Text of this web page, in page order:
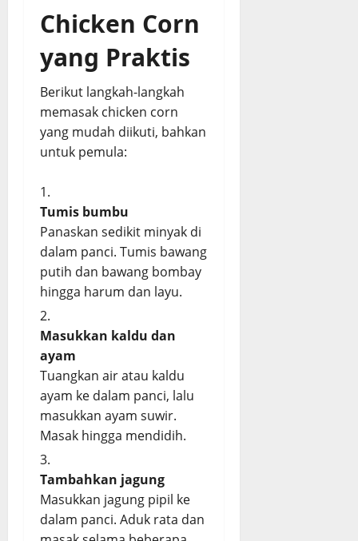
Chicken Corn
yang Praktis
Berikut langkah-langkah
memasak chicken corn
yang mudah diikuti, bahkan
untuk pemula:
Tumis bumbu
Panaskan sedikit minyak di
dalam panci. Tumis bawang
putih dan bawang bombay
hingga harum dan layu.
Masukkan kaldu dan
ayam
Tuangkan air atau kaldu
ayam ke dalam panci, lalu
masukkan ayam suwir.
Masak hingga mendidih.
Tambahkan jagung
Masukkan jagung pipil ke
dalam panci. Aduk rata dan